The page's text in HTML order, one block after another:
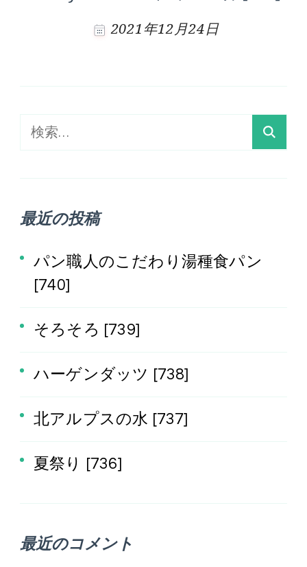
2021年12月24日
検
最近の投稿
パン職人のこだわり湯種食パン
[740]
そろそろ [739]
ハーゲンダッツ [738]
北アルプスの水 [737]
夏祭り [736]
最近のコメント